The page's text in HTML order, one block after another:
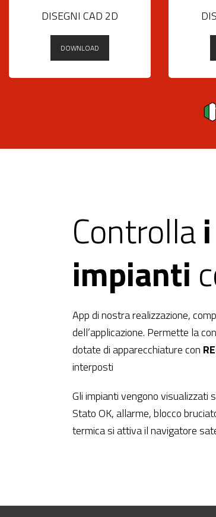
DISEGNI CAD 2D
DOWNLOAD
Controlla
impianti
App di nostra realizzazione,
dell’applicazione. Permette la
dotate di apparecchiature con
interposti
Gli impianti vengono visualizzati
Stato OK, allarme, blocco
termica si attiva il navigatore